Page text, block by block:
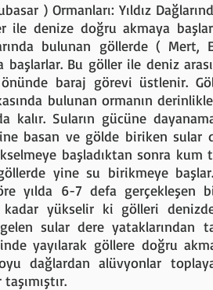
) Ormanları: Yıldız
ile denize doğru akmaya
bulunan göllerde ( Mert,
başlarlar. Bu göller ile deniz
baraj görevi üstlenir.
bulunan ormanın
kalır. Suların gücüne
basan ve gölde biriken sular
başladıktan sonra
yine su birikmeye
yılda 6-7 defa gerçekleşen
yükselir ki gölleri
sular dere yataklarından
yayılarak göllere doğru
dağlardan alüvyonlar